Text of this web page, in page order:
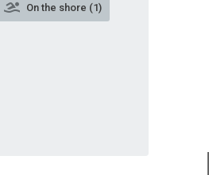
On the shore (1)